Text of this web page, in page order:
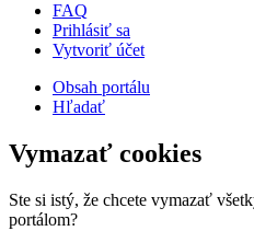
FAQ
Prihlásiť sa
Vytvoriť účet
Obsah portálu
Hľadať
Vymazať cookies
Ste si istý, že chcete vymazať
portálom?